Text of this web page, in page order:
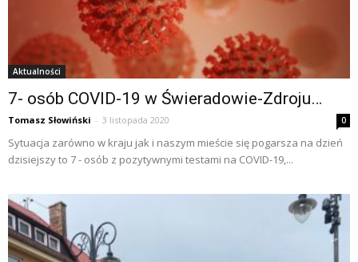
Aktualności
7- osób COVID-19 w Świeradowie-Zdroju…
Tomasz Słowiński - 3 listopada 2020 0
Sytuacja zarówno w kraju jak i naszym mieście się pogarsza na dzień
dzisiejszy to 7 - osób z pozytywnymi testami na COVID-19,...